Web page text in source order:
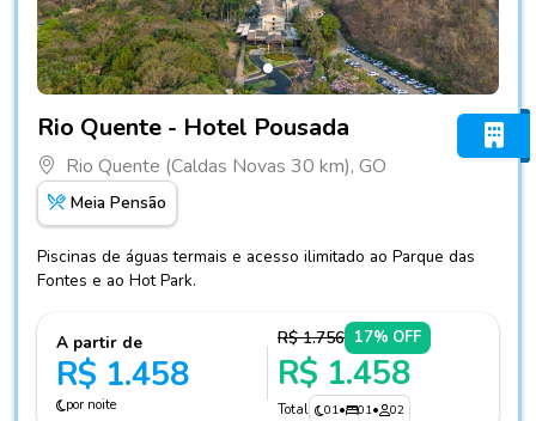
Rio Quente - Hotel Pousada
Rio Quente (Caldas Novas 30 km), GO
Meia Pensão
Piscinas de águas termais e acesso ilimitado ao Parque das
Fontes e ao Hot Park.
A partir de
R$ 1.458
por noite
R$ 1.756 17% OFF
R$ 1.458
Total 01• 01• 02